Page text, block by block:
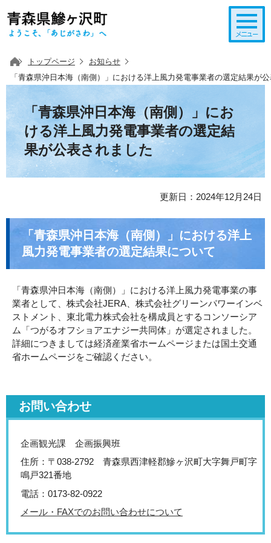
トップページ
お知らせ
「青森県沖日本海（南側）」における洋上風力発電事業者の選定結果が
「青森県沖日本海（南側）」にお
ける洋上風力発電事業者の選定結
果が公表されました
更新日：2024年12月24日
「青森県沖日本海（南側）」における洋上
風力発電事業者の選定結果について
「青森県沖日本海（南側）」における洋上風力発電事業の事
業者として、株式会社JERA、株式会社グリーンパワーインベ
ストメント、東北電力株式会社を構成員とするコンソーシア
ム「つがるオフショアエナジー共同体」が選定されました。
詳細につきましては経済産業省ホームページまたは国土交通
省ホームページをご確認ください。
お問い合わせ
企画観光課 企画振興班
住所：〒038-2792 青森県西津軽郡鰺ヶ沢町大字舞戸町字
鳴戸321番地
電話：0173-82-0922
メール・FAXでのお問い合わせについて